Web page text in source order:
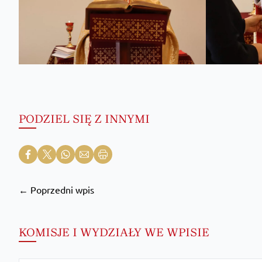
PODZIEL SIĘ Z INNYMI
← Poprzedni wpis
KOMISJE I WYDZIAŁY WE WPISIE